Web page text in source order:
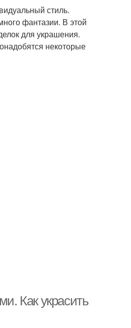
стиль.
фантазии. В этой
для украшения.
некоторые
Как украсить